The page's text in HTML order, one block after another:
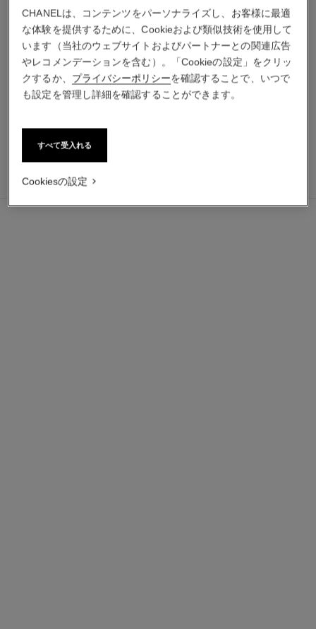
ラ クレーム マン テクスチャ
ー ドゥース
ハンドクリーム（手肌にうる
おいを与える - やわらかく整
える - 輝きをもたらす）
参照番号133850
¥ 8,360*
プードゥル ユニヴェルセル
リーブル n
ルース パウダー
参照番号132220
4 取り扱いのある色
¥ 9,240
CHANELは、コンテンツをパーソナライズし、お客様に最適
な体験を提供するために、Cookieおよび類似技術を使用して
います（当社のウェブサイトおよびパートナーとの関連広告
やレコメンデーションを含む）。「Cookieの設定」をクリッ
クするか、 プライバシーポリシーを確認することで、いつで
も設定を管理し詳細を確認することができます。
すべて受入れる
Cookiesの設定